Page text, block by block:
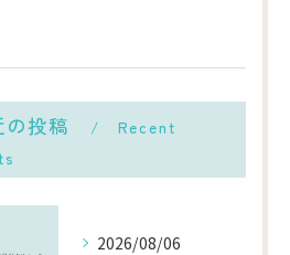
の投稿
Recent
2026/08/06